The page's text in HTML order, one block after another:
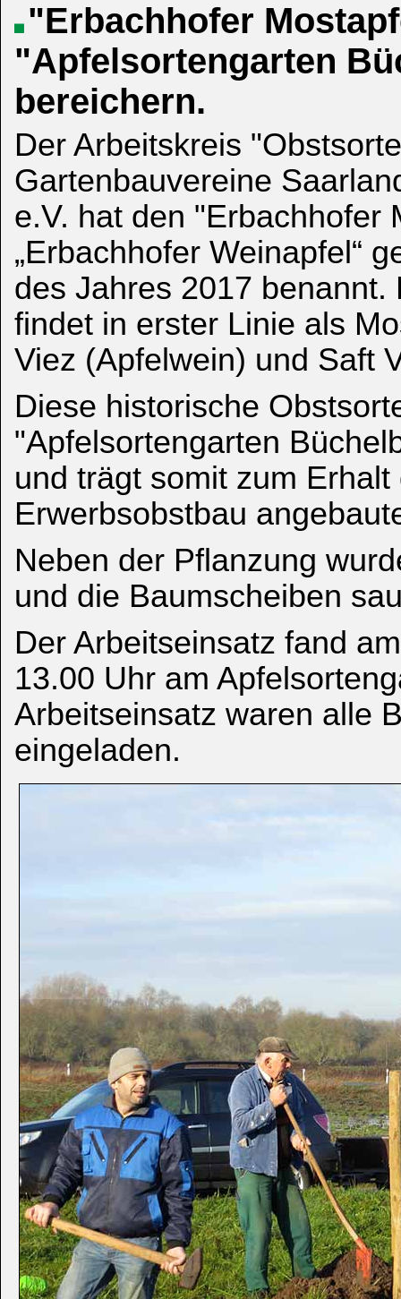
"Erbachhofer
"Apfelsortengarten
bereichern.
Der Arbeitskreis
Gartenbauvereine
e.V. hat den "Erbachhofer
„Erbachhofer Weinapfel“
des Jahres 2017
findet in erster Linie als
Viez (Apfelwein) und Saft
Diese historische
"Apfelsortengarten
und trägt somit zum
Erwerbsobstbau
Neben der Pflanzung
und die Baumscheiben
Der Arbeitseinsatz fand
13.00 Uhr am
Arbeitseinsatz waren alle
eingeladen.